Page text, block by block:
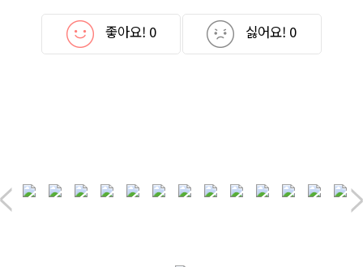
좋아요! 0 싫어요! 0